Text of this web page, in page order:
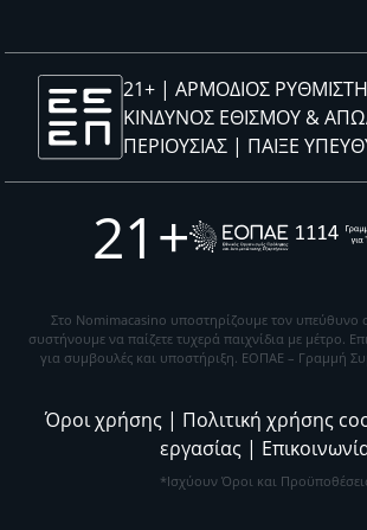
21+ | ΑΡΜΟΔΙΟΣ
ΚΙΝΔΥΝΟΣ ΕΘΙΣΜΟΥ &
ΠΕΡΙΟΥΣΙΑΣ | ΠΑΙΞΕ
21+
Στο Nomimacasino υποστηρίζουμε τον υπεύθυνο
συστήνουμε να παίζετε τυχερά παιχνίδια με μέτρο.
για συμβουλές και υποστήριξη. ΕΟΠΑΕ – Γραμμή
Όροι χρήσης | Πολιτική χρήσης
εργασίας |
*Ισχύουν Όροι και